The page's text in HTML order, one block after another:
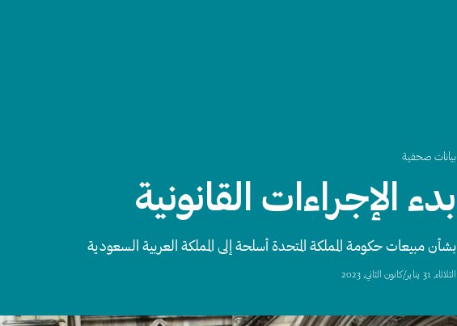
بيانات صحفية
بدء الإجراءات القانونية
بشأن مبيعات حكومة المملكة المتحدة أسلحة إلى المملكة العربية السعودية
الثلاثاء, 31 يناير/كانون الثاني, 2023